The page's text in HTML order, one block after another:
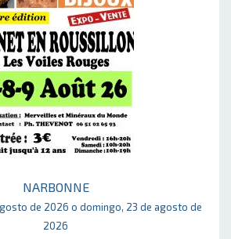
NARBONNE
de 2026 o domingo, 23 de agosto de
2026